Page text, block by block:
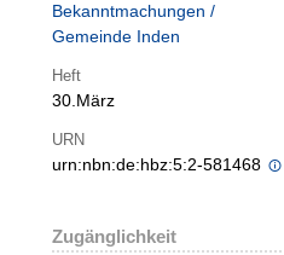
Bekanntmachungen /
Gemeinde Inden
Heft
30.März
URN
urn:nbn:de:hbz:5:2-581468
Zugänglichkeit